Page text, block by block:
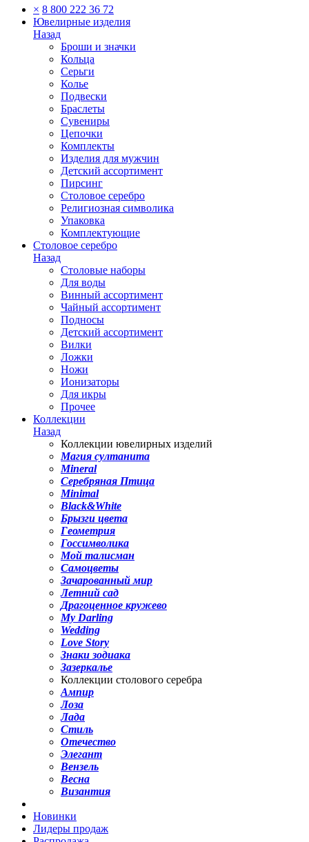
× 8 800 222 36 72
Ювелирные изделия
Назад
Броши и значки
Кольца
Серьги
Колье
Подвески
Браслеты
Сувениры
Цепочки
Комплекты
Изделия для мужчин
Детский ассортимент
Пирсинг
Столовое серебро
Религиозная символика
Упаковка
Комплектующие
Столовое серебро
Назад
Столовые наборы
Для воды
Винный ассортимент
Чайный ассортимент
Подносы
Детский ассортимент
Вилки
Ложки
Ножи
Ионизаторы
Для икры
Прочее
Коллекции
Назад
Коллекции ювелирных изделий
Магия султанита
Mineral
Серебряная Птица
Minimal
Black&White
Брызги цвета
Геометрия
Госсимволика
Мой талисман
Самоцветы
Зачарованный мир
Летний сад
Драгоценное кружево
My Darling
Wedding
Love Story
Знаки зодиака
Зазеркалье
Коллекции столового серебра
Ампир
Лоза
Лада
Стиль
Отечество
Элегант
Вензель
Весна
Византия
Новинки
Лидеры продаж